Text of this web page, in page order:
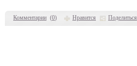
Комментарии (0) Нравится Поделиться